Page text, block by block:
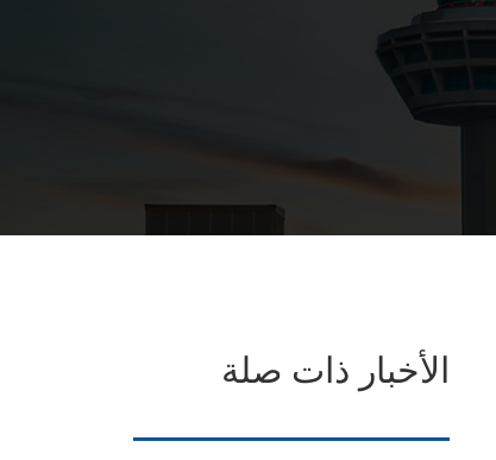
الأخبار ذات صلة